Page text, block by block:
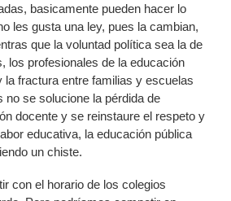
basicamente pueden hacer lo
les gusta una ley, pues la cambian,
que la voluntad política sea la de
los profesionales de la educación
la fractura entre familias y escuelas
no se solucione la pérdida de
docente y se reinstaure el respeto y
educativa, la educación pública
un chiste.
con el horario de los colegios